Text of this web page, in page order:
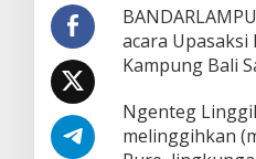
a
d
i
r
A
c
a
acara
Kampung Bali
Ngenteg
melinggihkan